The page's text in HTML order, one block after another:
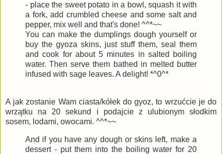
- place the sweet potato in a bowl, squash it with
a fork, add crumbled cheese and some salt and
pepper, mix well and that's done! ^^*~~
You can make the dumplings dough yourself or
buy the gyoza skins, just stuff them, seal them
and cook for about 5 minutes in salted boiling
water. Then serve them bathed in melted butter
infused with sage leaves. A delight! *^0^*
A jak zostanie Wam ciasta/kółek do gyoz, to wrzućcie je do
wrzątku na 20 sekund i podajcie z ulubionym słodkim
sosem, lodami, owocami. ^^*~~
And if you have any dough or skins left, make a
dessert - put them into the boiling water for 20